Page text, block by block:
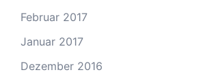
Februar 2017
Januar 2017
Dezember 2016